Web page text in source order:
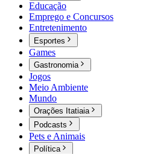
Educação
Emprego e Concursos
Entretenimento
Esportes
Games
Gastronomia
Jogos
Meio Ambiente
Mundo
Orações Itatiaia
Podcasts
Pets e Animais
Política